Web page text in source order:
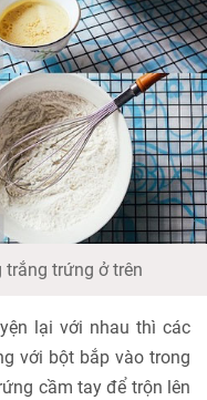
trắng trứng ở trên
lại với nhau thì các
với bột bắp vào trong
cầm tay để trộn lên